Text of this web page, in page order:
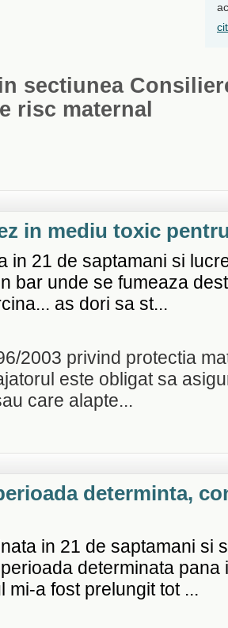
sectiunea
risc maternal
in mediu toxic
in 21 de saptamani si
bar unde se fumeaza
as dori sa st...
2003 privind protectia
este obligat sa
care alapte...
determinta,
in 21 de saptamani si
determinata pana
mi-a fost prelungit tot ...